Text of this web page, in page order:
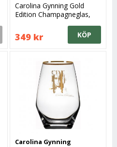
Carolina Gynning Gold
Edition Champagneglas,
349 kr KÖP
Carolina Gynning